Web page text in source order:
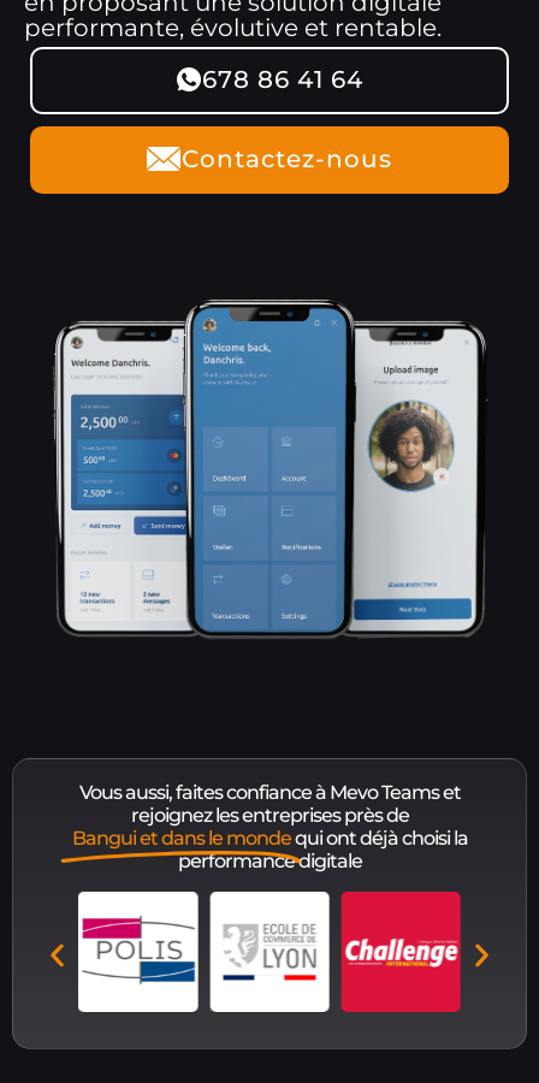
performante, évolutive et rentable.
678 86 41 64
Contactez-nous
Vous aussi, faites confiance à Mevo Teams et
rejoignez les entreprises près de
Bangui et dans le mondequi ont déjà choisi la
performance digitale